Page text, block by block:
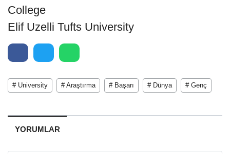
College
Elif Uzelli Tufts University
# University # Araştırma # Başarı # Dünya # Genç
YORUMLAR